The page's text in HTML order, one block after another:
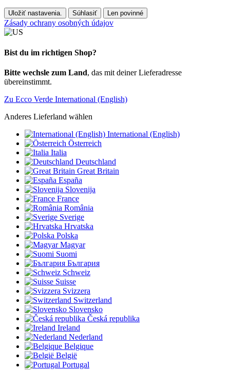
Uložiť nastavenia. Súhlasiť Len povinné
Zásady ochrany osobných údajov
Bist du im richtigen Shop?
Bitte wechsle zum Land, das mit deiner Lieferadresse
übereinstimmt.
Zu Ecco Verde International (English)
Anderes Lieferland wählen
International (English)
Österreich
Italia
Deutschland
Great Britain
España
Slovenija
France
România
Sverige
Hrvatska
Polska
Magyar
Suomi
България
Schweiz
Suisse
Svizzera
Switzerland
Slovensko
Česká republika
Ireland
Nederland
Belgique
België
Portugal